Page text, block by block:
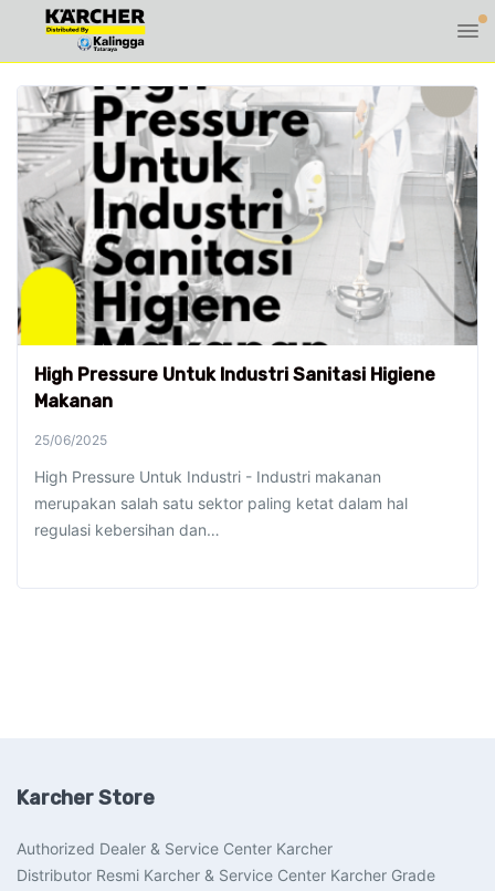
High Pressure Untuk Industri Sanitasi Higiene
Makanan
25/06/2025
High Pressure Untuk Industri - Industri makanan
merupakan salah satu sektor paling ketat dalam hal
regulasi kebersihan dan…
Karcher Store
Authorized Dealer & Service Center Karcher
Distributor Resmi Karcher & Service Center Karcher Grade